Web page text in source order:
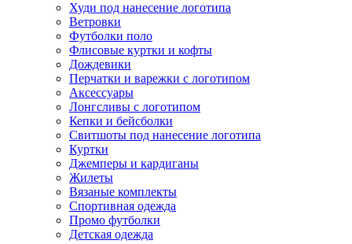
Худи под нанесение логотипа
Ветровки
Футболки поло
Флисовые куртки и кофты
Дождевики
Перчатки и варежки с логотипом
Аксессуары
Лонгсливы с логотипом
Кепки и бейсболки
Свитшоты под нанесение логотипа
Куртки
Джемперы и кардиганы
Жилеты
Вязаные комплекты
Спортивная одежда
Промо футболки
Детская одежда